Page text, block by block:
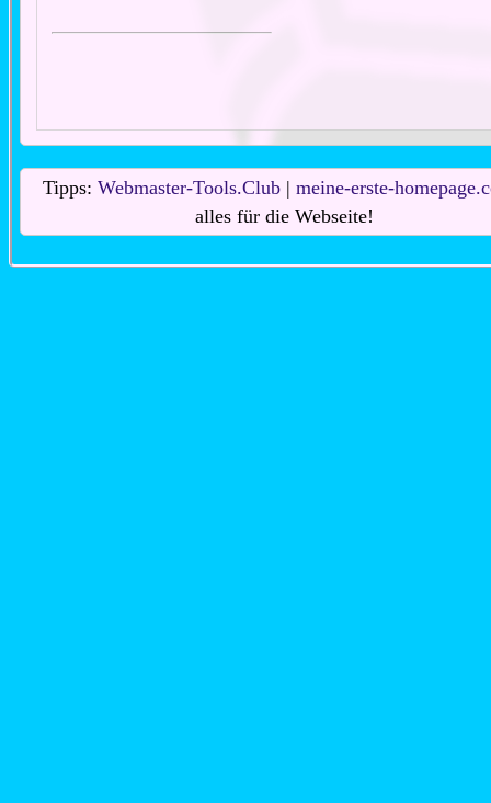
Tipps: Webmaster-Tools.Club| meine-erste-
alles für die Webseite!